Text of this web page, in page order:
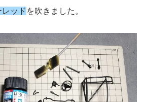
ッド を吹きました。